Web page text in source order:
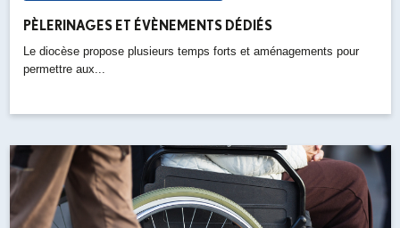
PÈLERINAGES ET ÉVÈNEMENTS DÉDIÉS
Le diocèse propose plusieurs temps forts et aménagements pour
permettre aux...